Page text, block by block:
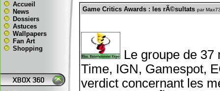
Accueil
News
Dossiers
Astuces
Wallpapers
Fan Art
Shopping
Game Critics Awards : les rÃ©sultats par
Le groupe de
Time, IGN, Gamespot,
verdict concernant les